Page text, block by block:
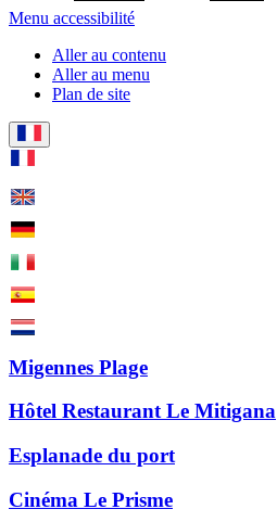
Menu accessibilité
Aller au contenu
Aller au menu
Plan de site
Migennes Plage
Hôtel Restaurant Le Mitigana
Esplanade du port
Cinéma Le Prisme